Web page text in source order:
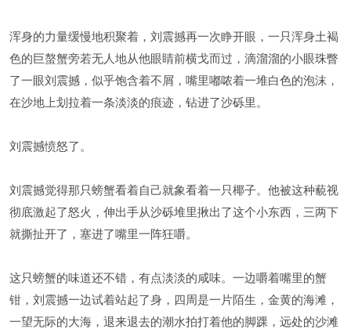
浑身的力量缓慢地积聚着，刘震撼再一次睁开眼，一只浑身土褐
色的巨螯蟹旁若无人地从他眼睛前横戈而过，滴溜溜的小眼珠瞥
了一眼刘震撼，似乎饱含着不屑，嘴里嘟哝着一堆白色的泡沫，
在沙地上划拉着一条淡淡的痕迹，钻进了沙砾里。
刘震撼愤怒了。
刘震撼觉得那只螃蟹看着自己就象看着一只椰子。他被这种藐视
彻底激起了怒火，伸出手从沙砾堆里揪出了这个小东西，三两下
就撕扯开了，塞进了嘴里一阵狂嚼。
这只螃蟹的味道还不错，有点淡淡的咸味。一边嚼着嘴里的蟹
钳，刘震撼一边试着站起了身，四周是一片陌生，金黄的海滩，
一望无际的大海，退来退去的潮水拍打着他的脚踝，远处的沙滩